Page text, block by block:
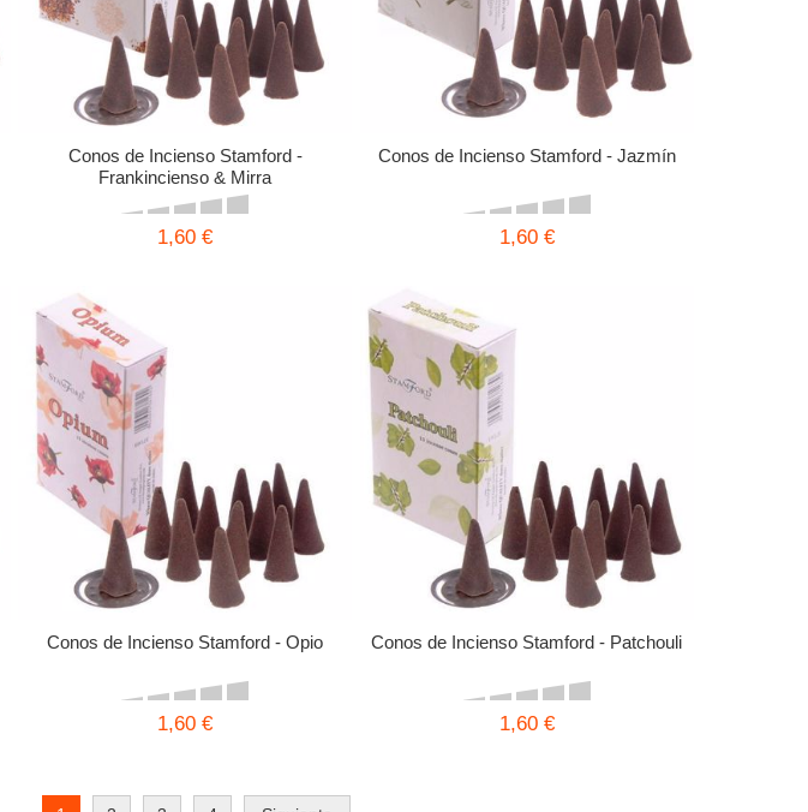
Conos de Incienso Stamford -
Frankincienso & Mirra
1,60 €
Conos de Incienso Stamford - Jazmín
1,60 €
Conos de Incienso Stamford - Opio
1,60 €
Conos de Incienso Stamford - Patchouli
1,60 €